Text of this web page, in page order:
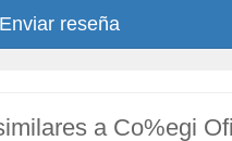
Enviar reseña
a Co%egi